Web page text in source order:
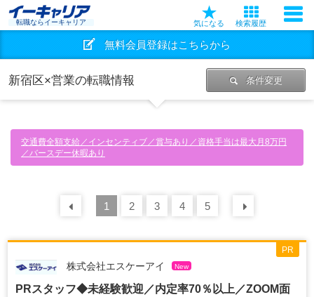
転職ならイーキャリア 気になる 検索履歴
無料会員登録はこちらから
新宿区×営業の転職情報 条件変更
交通費全額支給／インセンティブ／賞与あり／資格手当は最大月8万円
／バースデー休暇あり
前の 30
1 2 3 4 5
株式会社エスケーアイ New
PRスタッフ◆未経験歓迎／内定率70％以上／ZOOM面
PR